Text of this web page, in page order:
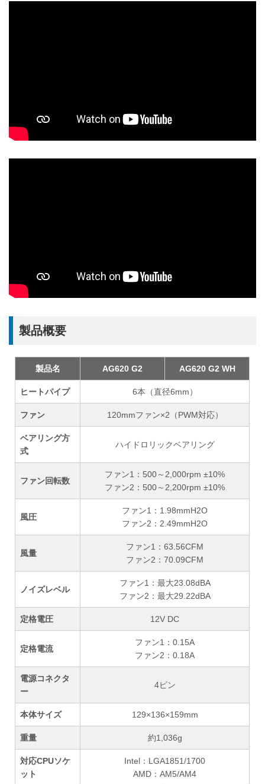
製品概要
製品名 AG620 G2 AG620 G2 WH
ヒートパイプ 6本（直径6mm）
ファン 120mmファン×2（PWM対応）
ベアリング方
式
ハイドロリックベアリング
ファン回転数
ファン1：500～2,000rpm ±10%
ファン2：500～2,200rpm ±10%
風圧
ファン1：1.98mmH2O
ファン2：2.49mmH2O
風量
ファン1：63.56CFM
ファン2：70.09CFM
ノイズレベル
ファン1：最大23.08dBA
ファン2：最大29.22dBA
定格電圧 12V DC
定格電流
ファン1：0.15A
ファン2：0.18A
電源コネクタ
ー
4ピン
本体サイズ 129×136×159mm
重量 約1,036g
対応CPUソケ
ット
Intel：LGA1851/1700
AMD：AM5/AM4